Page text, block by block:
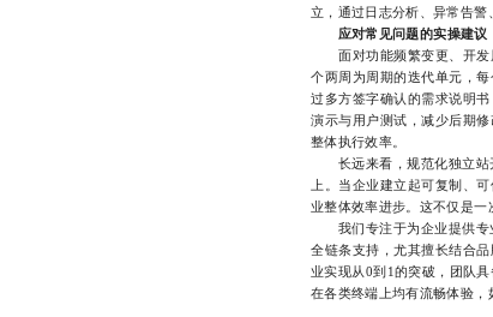
立，通过日志分析、异常告警
应对常见问题的实操建议
面对功能频繁变更、开发
个两周为周期的迭代单元，
过多方签字确认的需求说明
演示与用户测试，减少后期
整体执行效率。
长远来看，规范化独立站
上。当企业建立起可复制、
业整体效率进步。这不仅是一
我们专注于为企业提供专
全链条支持，尤其擅长结合
业实现从0到1的突破，团队
在各类终端上均有流畅体验